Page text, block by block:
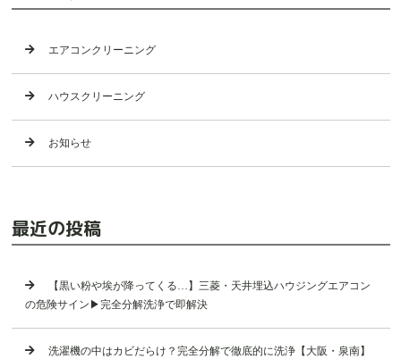
エアコンクリーニング
ハウスクリーニング
お知らせ
最近の投稿
【黒い粉や埃が降ってくる…】三菱・天井埋込ハウジングエアコン
の危険サイン▶︎完全分解洗浄で即解決
洗濯機の中はカビだらけ？完全分解で徹底的に洗浄【大阪・泉南】